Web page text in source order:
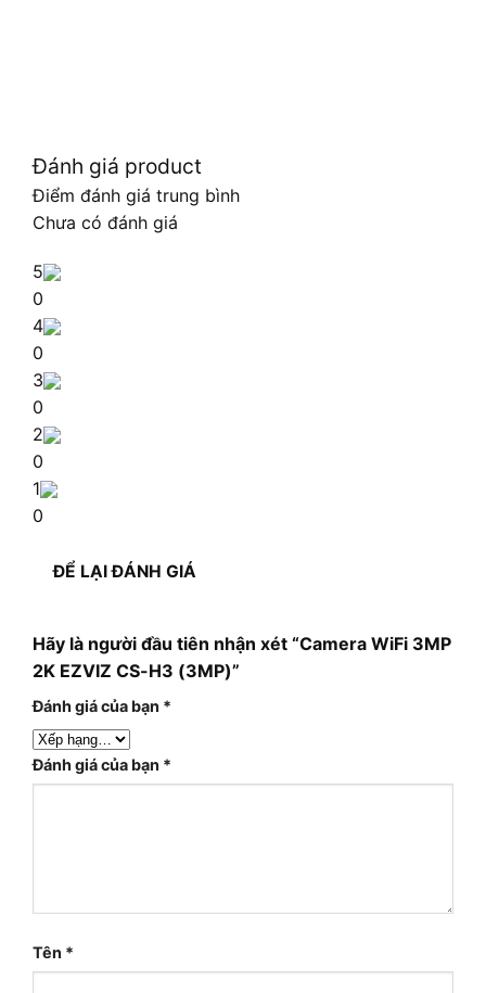
Đánh giá product
Điểm đánh giá trung bình
Chưa có đánh giá
5
0
4
0
3
0
2
0
1
0
ĐỂ LẠI ĐÁNH GIÁ
Hãy là người đầu tiên nhận xét “Camera WiFi 3MP
2K EZVIZ CS-H3 (3MP)”
Đánh giá của bạn *
Đánh giá của bạn *
Tên *